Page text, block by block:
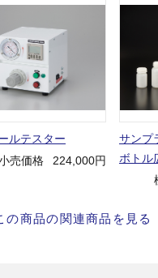
ルテスター
売価格
224,000円
サンプ
ボトル
の商品の関連商品を見る